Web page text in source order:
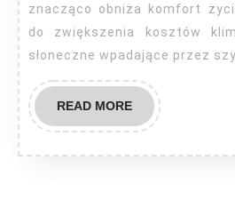
znacząco obniża komfort
do zwiększenia kosztów
słoneczne wpadające przez
READ MOREREAD
MORE